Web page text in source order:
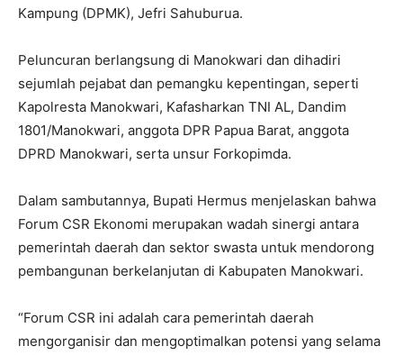
Kampung (DPMK), Jefri Sahuburua.
Peluncuran berlangsung di Manokwari dan dihadiri
sejumlah pejabat dan pemangku kepentingan, seperti
Kapolresta Manokwari, Kafasharkan TNI AL, Dandim
1801/Manokwari, anggota DPR Papua Barat, anggota
DPRD Manokwari, serta unsur Forkopimda.
Dalam sambutannya, Bupati Hermus menjelaskan bahwa
Forum CSR Ekonomi merupakan wadah sinergi antara
pemerintah daerah dan sektor swasta untuk mendorong
pembangunan berkelanjutan di Kabupaten Manokwari.
“Forum CSR ini adalah cara pemerintah daerah
mengorganisir dan mengoptimalkan potensi yang selama